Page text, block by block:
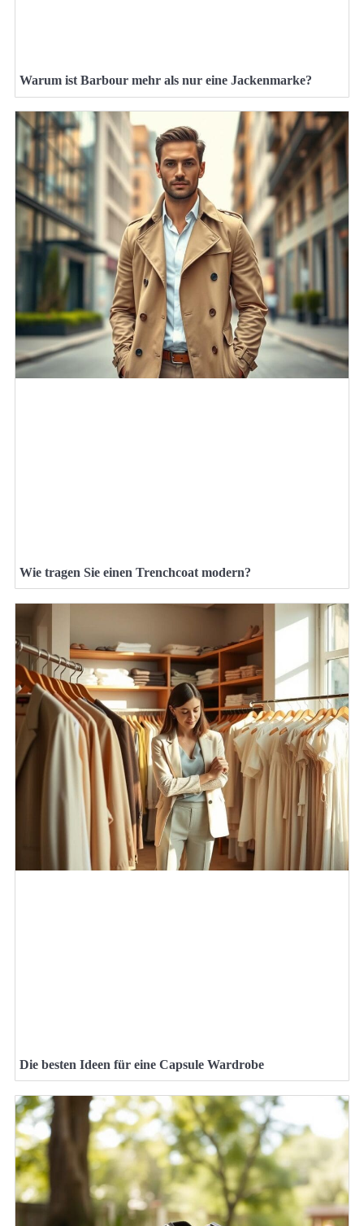
Warum ist Barbour mehr als nur eine Jackenmarke?
Wie tragen Sie einen Trenchcoat modern?
Die besten Ideen für eine Capsule Wardrobe